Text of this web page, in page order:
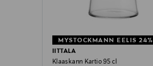
MYSTOCKMANN EELIS 24%
IITTALA
Klaaskann Kartio 95 cl